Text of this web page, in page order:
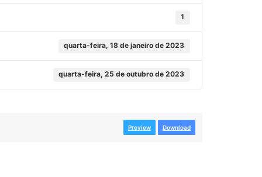
1
quarta-feira, 18 de janeiro de 2023
quarta-feira, 25 de outubro de 2023
Preview Download